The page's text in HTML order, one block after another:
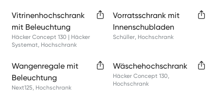
Vitrinenhochschrank
mit Beleuchtung
Häcker Concept 130 | Häcker
Systemat, Hochschrank
Vorratsschrank mit
Innenschubladen
Schüller, Hochschrank
Wangenregale mit
Beleuchtung
Next125, Hochschrank
Wäschehochschrank
Häcker Concept 130,
Hochschrank